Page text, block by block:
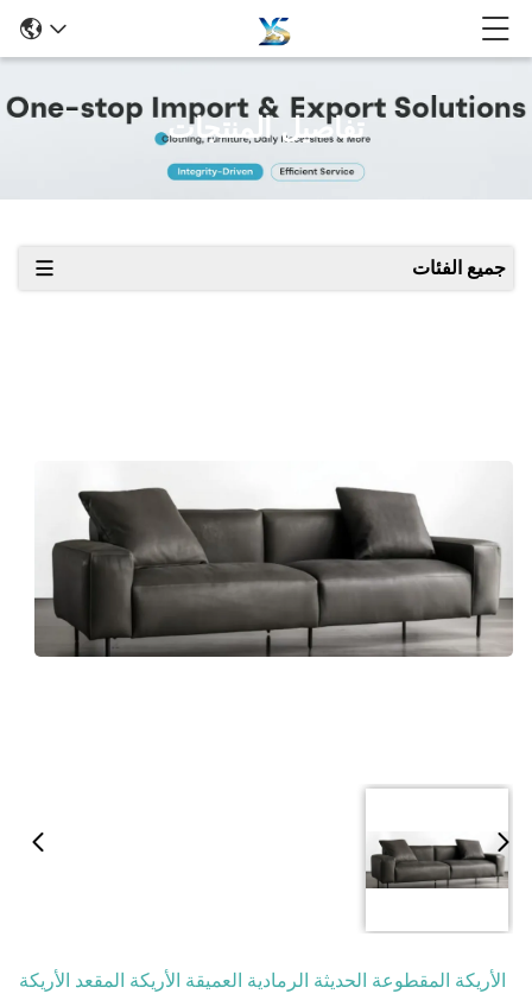
تفاصيل المنتجات
جميع الفئات
الأريكة المقطوعة الحديثة الرمادية العميقة الأريكة المقعد الأريكة